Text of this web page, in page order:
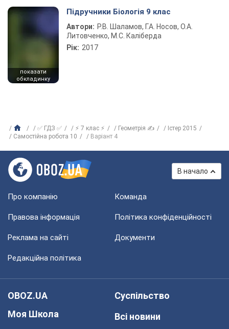
показати
обкладинку
Підручники Біологія 9 клас
Автори: Р.В. Шаламов, Г.А. Носов, О.А.
Литовченко, М.С. Каліберда
Рік: 2017
✅ ГДЗ ✅ ⚡ 7 клас ⚡ Геометрія ✍
Істер 2015
Самостійна робота 10
Варіант 4
В начало
Про компанію Команда
Правова інформація Політика конфіденційності
Реклама на сайті Документи
Редакційна політика
OBOZ.UA
Моя Школа
Суспільство
Всі новини